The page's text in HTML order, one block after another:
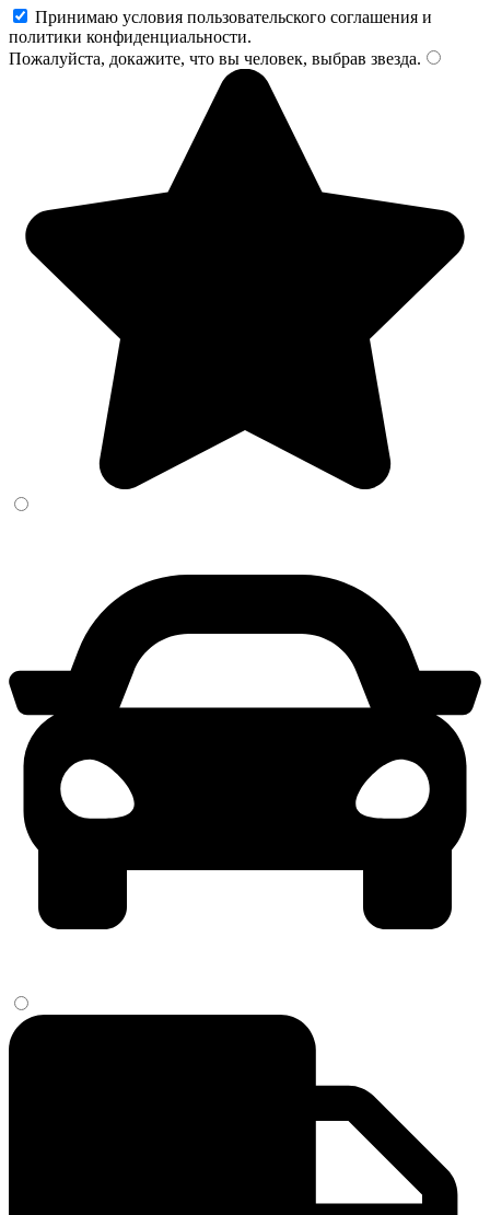
Принимаю условия пользовательского соглашения и
политики конфиденциальности.
Пожалуйста, докажите, что вы человек, выбрав звезда.